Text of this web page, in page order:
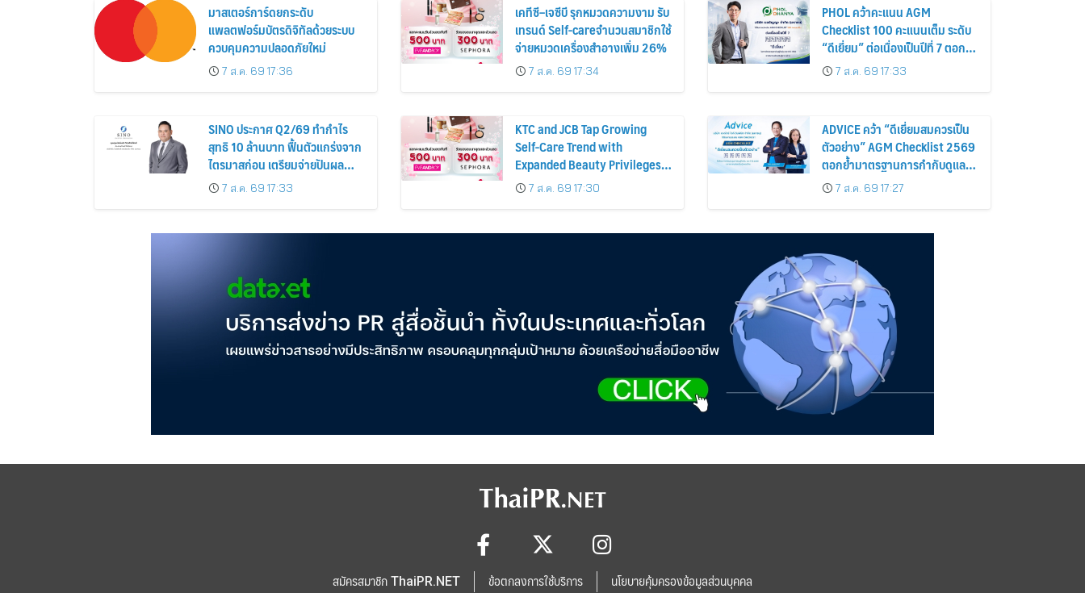
มาสเตอร์การ์ดยกระดับ
แพลตฟอร์มบัตรดิจิทัลด้วยระบบ
ควบคุมความปลอดภัยใหม่
7 ส.ค. 69 17:36
เคทีซี–เจซีบี รุกหมวดความงาม รับ
เทรนด์ Self-careจำนวนสมาชิกใช้
จ่ายหมวดเครื่องสำอางเพิ่ม 26%
7 ส.ค. 69 17:34
PHOL คว้าคะแนน AGM
Checklist 100 คะแนนเต็ม ระดับ
“ดีเยี่ยม” ต่อเนื่องเป็นปีที่ 7 ตอกย้ำ
การดำเนินธุรกิจตามหลักธรรมาภิ
บาล โปร่งใส สร้างความเชื่อมั่นผู้
7 ส.ค. 69 17:33
SINO ประกาศ Q2/69 ทำกำไร
สุทธิ 10 ล้านบาท ฟื้นตัวแกร่งจาก
ไตรมาสก่อน เตรียมจ่ายปันผล
ระหว่างกาล 0.014423 บาทต่อหุ้น
ครึ่งปีหลังมุ่งเติบโตต่อเนื่อง
7 ส.ค. 69 17:33
KTC and JCB Tap Growing
Self-Care Trend with
Expanded Beauty Privileges
Number of KTC JCB
Cardmembers Spending on
7 ส.ค. 69 17:30
ADVICE คว้า “ดีเยี่ยมสมควรเป็น
ตัวอย่าง” AGM Checklist 2569
ตอกย้ำมาตรฐานการกำกับดูแล
กิจการที่ดี
7 ส.ค. 69 17:27
สมัครสมาชิก ThaiPR.NET ข้อตกลงการใช้บริการ นโยบายคุ้มครองข้อมูลส่วนบุคคล